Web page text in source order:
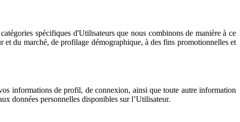
spécifiques d'Utilisateurs que nous combinons de manière à ce
du marché, de profilage démographique, à des fins promotionnelles et
informations de profil, de connexion, ainsi que toute autre information
données personnelles disponibles sur l’Utilisateur.